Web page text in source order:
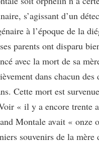
s’agissant d’un
à l’époque de la
parents ont disparu
avec la mort de sa
dans chacun des
Cette mort est
« il y a encore trente
Montale avait « onze
souvenirs de la mère